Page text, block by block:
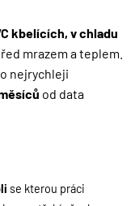
kbelících, v chladu
mrazem a teplem.
nejrychleji
od data
se kterou práci